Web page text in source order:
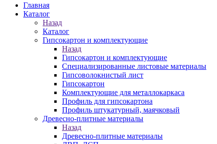
Главная
Каталог
Назад
Каталог
Гипсокартон и комплектующие
Назад
Гипсокартон и комплектующие
Специализированные листовые материалы
Гипсоволокнистый лист
Гипсокартон
Комплектующие для металлокаркаса
Профиль для гипсокартона
Профиль штукатурный, маячковый
Древесно-плитные материалы
Назад
Древесно-плитные материалы